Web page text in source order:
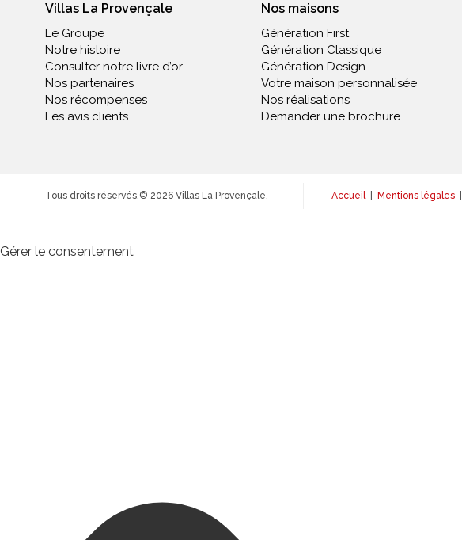
Villas La Provençale
Le Groupe
Notre histoire
Consulter notre livre d’or
Nos partenaires
Nos récompenses
Les avis clients
Nos maisons
Génération First
Génération Classique
Génération Design
Votre maison personnalisée
Nos réalisations
Demander une brochure
© 2026 Villas La Provençale.
Tous droits réservés. Accueil| Mentions légales
Gérer le consentement